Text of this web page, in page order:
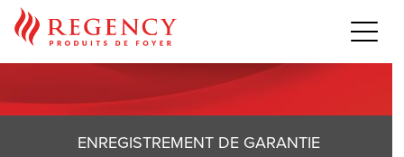
ENREGISTREMENT DE GARANTIE